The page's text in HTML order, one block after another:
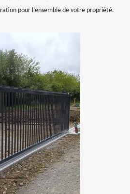
pour l’ensemble de votre propriété.